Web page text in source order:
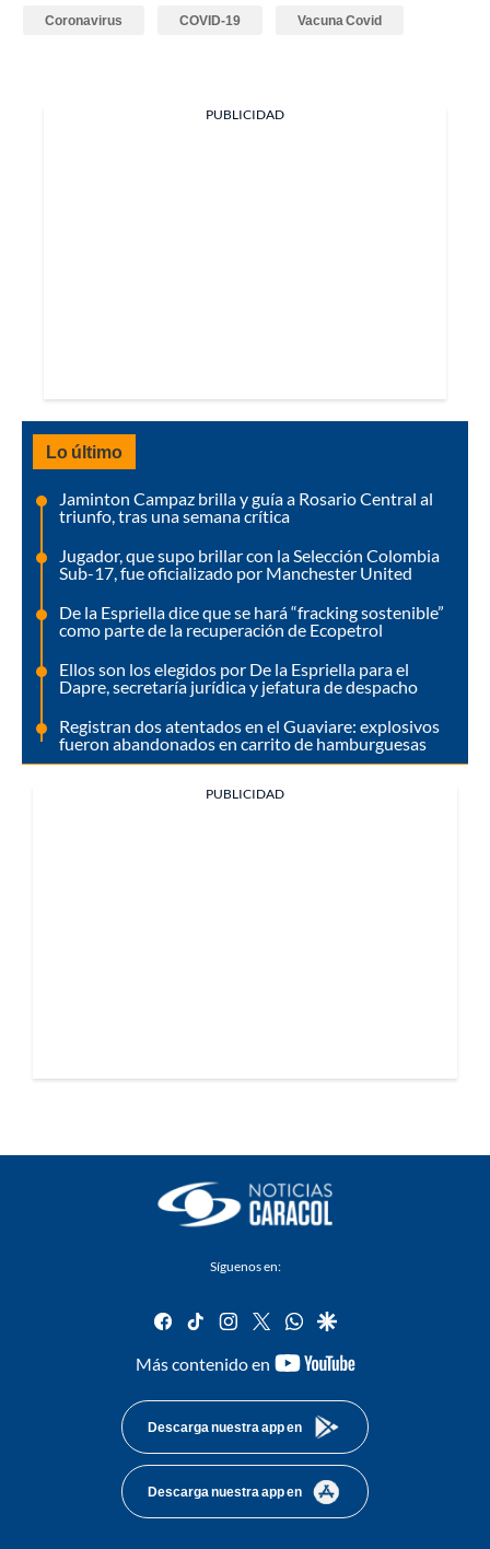
Coronavirus COVID-19 Vacuna Covid
PUBLICIDAD
Lo último
Jaminton Campaz brilla y guía a Rosario Central al
triunfo, tras una semana crítica
Jugador, que supo brillar con la Selección Colombia
Sub-17, fue oficializado por Manchester United
De la Espriella dice que se hará “fracking sostenible”
como parte de la recuperación de Ecopetrol
Ellos son los elegidos por De la Espriella para el
Dapre, secretaría jurídica y jefatura de despacho
Registran dos atentados en el Guaviare: explosivos
fueron abandonados en carrito de hamburguesas
PUBLICIDAD
Síguenos en:
facebook
tiktok instagram
twitterwhatsapp
google
Más contenido en
youtube-
Descarga nuestra app en
Descarga nuestra app en